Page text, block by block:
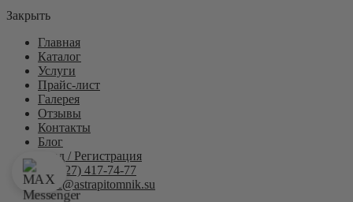
Закрыть
Главная
Каталог
Услуги
Прайс-лист
Галерея
Отзывы
Контакты
Блог
Вход / Регистрация
+7 (927) 417-74-77
trade@astrapitomnik.su